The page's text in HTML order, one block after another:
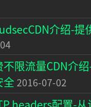
介绍-
不限流量CDN介
全2016-07-02